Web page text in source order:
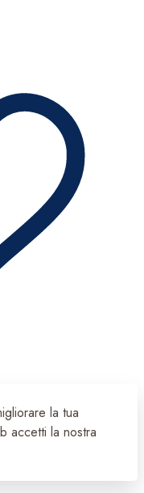
la tua
accetti la nostra